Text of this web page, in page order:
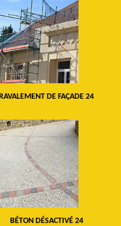
DE FAÇADE 24
BÉTON DÉSACTIVÉ 24